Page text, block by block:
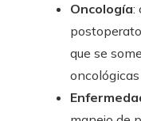
Oncología:
que se